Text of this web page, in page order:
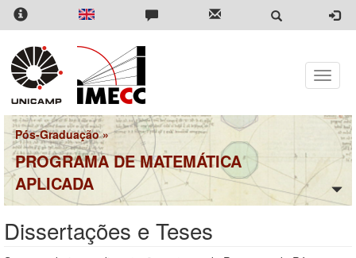
Pular
para
conteúdo
principal
Toggle
Pós-Graduação»
PROGRAMA DE MATEMÁTICA
APLICADA
Dissertações e Teses